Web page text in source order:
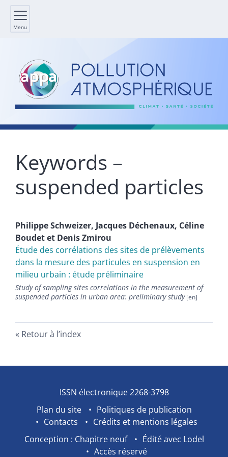
Menu
Keywords –
suspended particles
PhilippeSchweizer, Jacques Déchenaux, Céline
Boudetet DenisZmirou
Étude des corrélations des sites de prélèvements
dans la mesure des particules en suspension en
milieu urbain : étude préliminaire
Study of sampling sites correlations in the measurement of
suspended particles in urban area: preliminary study
Retour à l’index
ISSN électronique 2268-3798
Plan du site
Politiques de publication
Contacts
Crédits et mentions légales
Conception : Chapitre neuf
Édité avec Lodel
Accès réservé